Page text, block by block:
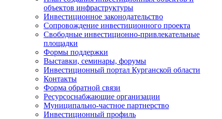
объектов инфраструктуры
Инвестиционное законодательство
Сопровождение инвестиционного проекта
Свободные инвестиционно-привлекательные
площадки
Формы поддержки
Выставки, семинары, форумы
Инвестиционный портал Курганской области
Контакты
Форма обратной связи
Ресурсоснабжающие организации
Муниципально-частное партнерство
Инвестиционный профиль